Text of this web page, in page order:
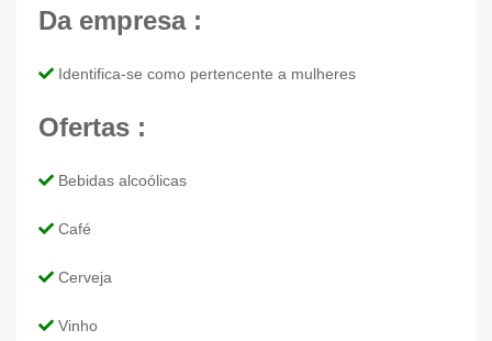
Da empresa :
Identifica-se como pertencente a mulheres
Ofertas :
Bebidas alcoólicas
Café
Cerveja
Vinho